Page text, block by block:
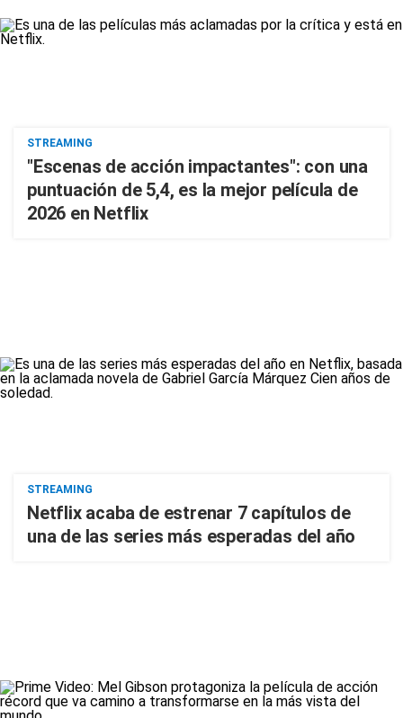
STREAMING
"Escenas de acción impactantes": con una
puntuación de 5,4, es la mejor película de
2026 en Netflix
STREAMING
Netflix acaba de estrenar 7 capítulos de
una de las series más esperadas del año